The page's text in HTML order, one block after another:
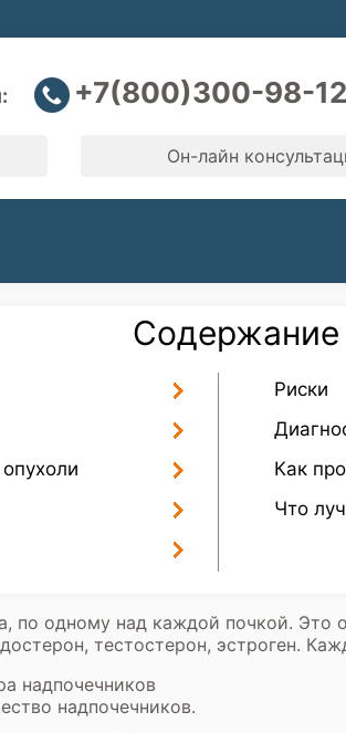
+7(800)300-98-12
Он-лайн
Содержание
Риски
Как
Что
по одному над каждой почкой.
тестостерон, эстроген.
надпочечников
надпочечников.